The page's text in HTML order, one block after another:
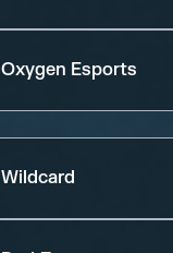
Oxygen Esports
Wildcard